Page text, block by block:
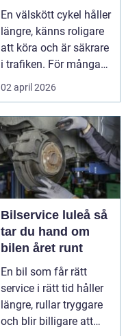
din cykel
En välskött cykel håller
längre, känns roligare
att köra och är säkrare
i trafiken. För många
som cy...
02 april 2026
Bilservice luleå så
tar du hand om
bilen året runt
En bil som får rätt
service i rätt tid håller
längre, rullar tryggare
och blir billigare att